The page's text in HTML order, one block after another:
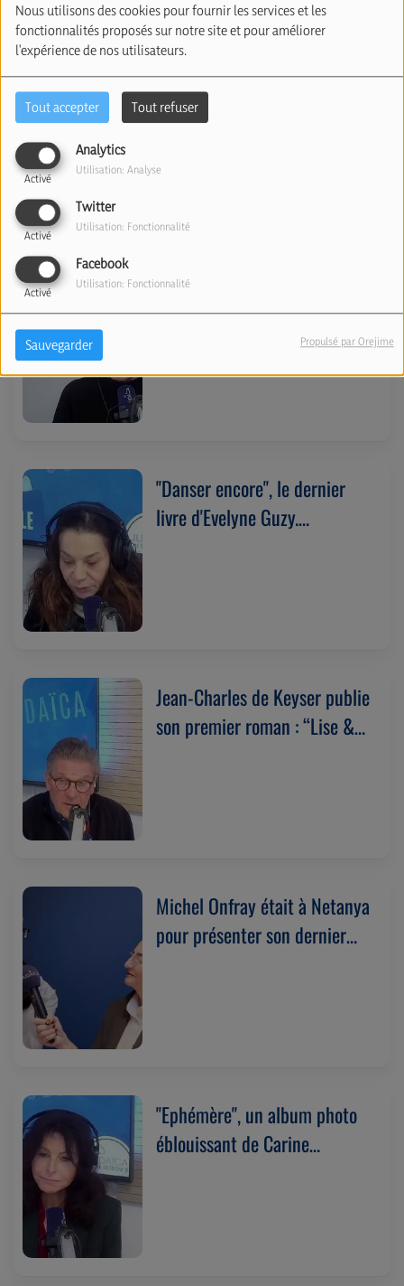
Nous utilisons des cookies pour fournir les services et les
fonctionnalités proposés sur notre site et pour améliorer
l'expérience de nos utilisateurs.
Tout accepter Tout refuser
Analytics
Activé
Utilisation: Analyse
Twitter
Activé
Utilisation: Fonctionnalité
Facebook
Activé
Utilisation: Fonctionnalité
Sauvegarder Propulsé par Orejime
“Les maîtres du temps” (Albin
Michel), le nouveau roman de
Stéphanie Janicot.
“Femmes iraniennes,
évolution ou révolution”, le
nouveau livre de Firouzeh
"Danser encore", le dernier
livre d'Evelyne Guzy.
Jean-Charles de Keyser publie
son premier roman : “Lise &
Michel Onfray était à Netanya
pour présenter son dernier
"Ephémère", un album photo
éblouissant de Carine